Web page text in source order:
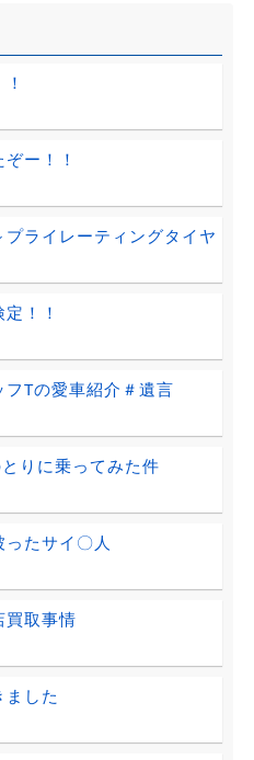
ー！！
ライレーティングタイヤ
！！
フTの愛車紹介＃遺言
りに乗ってみた件
たサイ〇人
買取事情
した